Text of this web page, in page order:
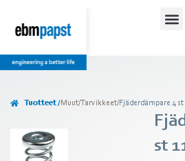
Tuotteet /Muut/Tarvikkeet/Fjäderdämpare 4 st
st